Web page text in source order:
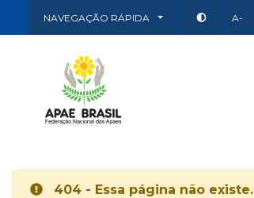
NAVEGAÇÃO RÁPIDA A-
404 - Essa página não existe.